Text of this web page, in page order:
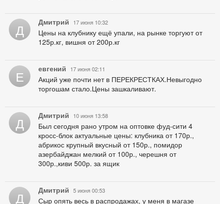
Д Дмитрий 17 июня 10:32
Цены на клубнику ещё упали, на рынке торгуют от
125р.кг, вишня от 200р.кг
Е евгений 17 июня 02:11
Акций уже почти нет в ПЕРЕКРЕСТКАХ.Невыгодно
торгошам стало.Цены зашкаливают.
Д Дмитрий 10 июня 13:58
Был сегодня рано утром на оптовке фуд-сити 4
кросс-блок актуальные цены: клубника от 170р.,
абрикос крупный вкусный от 150р., помидор
азербайджан мелкий от 100р., черешня от
300р.,киви 500р. за ящик
Д Дмитрий 5 июня 00:53
Сыр опять весь в распродажах, у меня в магазе